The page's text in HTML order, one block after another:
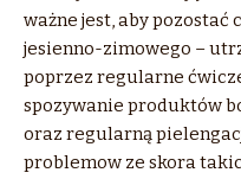
ważne jest, aby pozostać
jesienno-zimowego –
poprzez regularne
spozywanie produktów
oraz regularną
problemow ze skora